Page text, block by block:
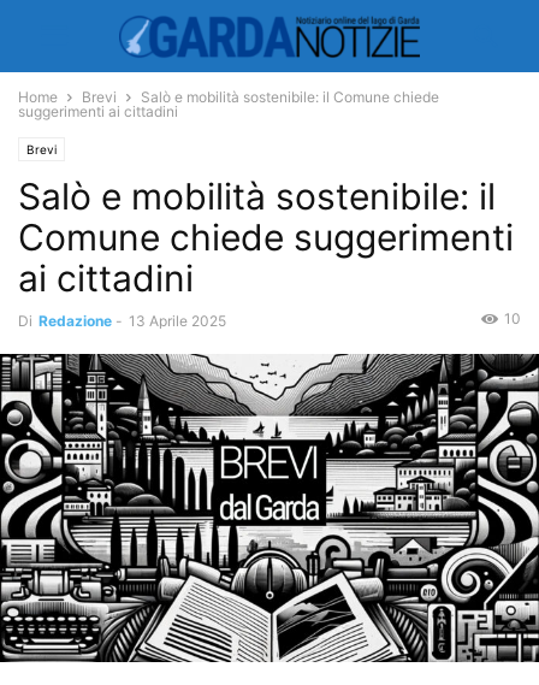
Home Brevi
Salò e mobilità sostenibile: il Comune chiede
suggerimenti ai cittadini
Brevi
Salò e mobilità sostenibile: il
Comune chiede suggerimenti
ai cittadini
Di Redazione - 13 Aprile 2025 10